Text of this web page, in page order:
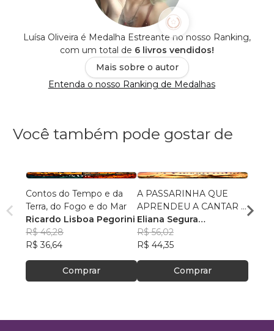
Luísa Oliveira é Medalha Estreante no nosso Ranking,
com um total de 6 livros vendidos!
Mais sobre o autor
Entenda o nosso Ranking de Medalhas
Você também pode gostar de
Contos do Tempo e da
Terra, do Fogo e do Mar
Ricardo Lisboa Pegorini
R$ 46,28
R$ 36,64
Comprar
A PASSARINHA QUE
APRENDEU A CANTAR E
VOAR
Eliana Segura
Fernandes
R$ 56,02
R$ 44,35
Comprar
R$